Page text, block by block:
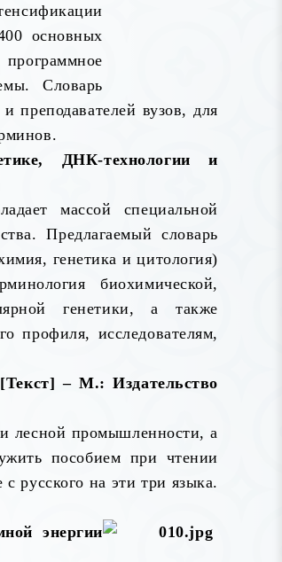
основных
Словарь
преподавателей вузов, для
ДНК-технологии и
массой специальной
Предлагаемый словарь
генетика и цитология)
биохимической,
генетики, а также
профиля, исследователям,
– М.: Издательство
лесной промышленности, а
пособием при чтении
русского на эти три языка.
энергии